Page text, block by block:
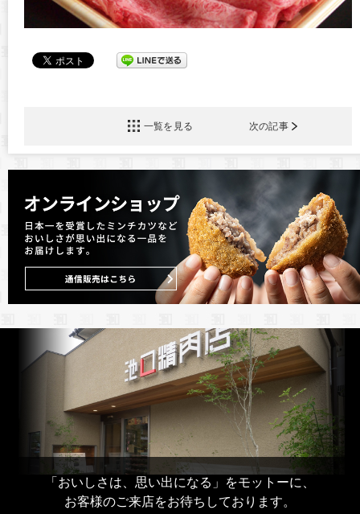
一覧を見る 次の記事
「おいしさは、思い出になる」をモットーに、
お客様のご来店をお待ちしております。